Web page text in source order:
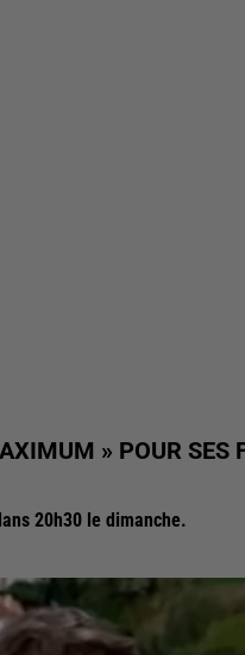
» POUR SES
20h30 le dimanche.